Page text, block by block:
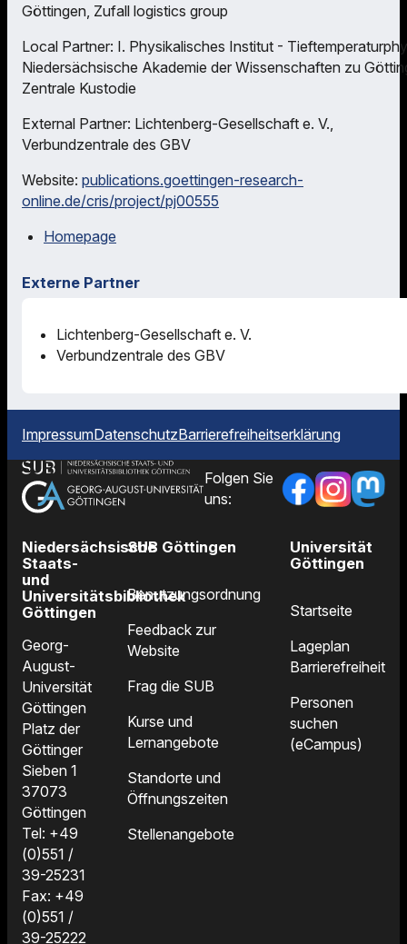
Göttingen, Zufall logistics group
Local Partner: I. Physikalisches Institut -
Niedersächsische Akademie der Wissenschaften zu
Zentrale Kustodie
External Partner: Lichtenberg-Gesellschaft e. V.,
Verbundzentrale des GBV
Website: publications.goettingen-research-
online.de/cris/project/pj00555
Homepage
Externe Partner
Lichtenberg-Gesellschaft e. V.
Verbundzentrale des GBV
ImpressumDatenschutzBarrierefreiheitserklärung
Folgen Sie
uns:
Niedersächsische
Staats-
und
Universitätsbibliothek
Göttingen
Georg-
August-
Universität
Göttingen
Platz der
Göttinger
Sieben 1
37073
Göttingen
Tel: +49
(0)551 /
39-25231
Fax: +49
(0)551 /
39-25222
SUB Göttingen
Benutzungsordnung
Feedback zur
Website
Frag die SUB
Kurse und
Lernangebote
Standorte und
Öffnungszeiten
Stellenangebote
Universität
Göttingen
Startseite
Lageplan
Barrierefreiheit
Personen
suchen
(eCampus)